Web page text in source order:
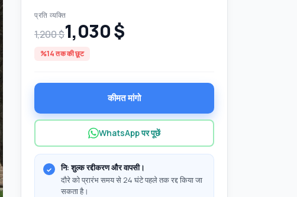
प्रति व्यक्ति
1,200 $1,030 $
%14 तक की छूट
कीमत मांगो
WhatsApp पर पूछें
नि: शुल्क रद्दीकरण और वापसी।
दौरे को प्रारंभ समय से 24 घंटे पहले तक रद्द किया जा
सकता है।